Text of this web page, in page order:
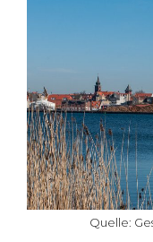
Quelle: